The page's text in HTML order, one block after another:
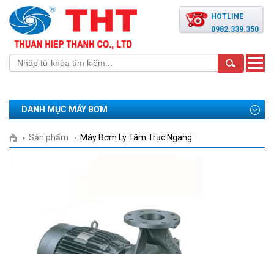
HOTLINE
0982.339.350
Toggle
DANH MỤC MÁY BƠM
Sản phẩm Máy Bơm Ly Tâm Trục Ngang